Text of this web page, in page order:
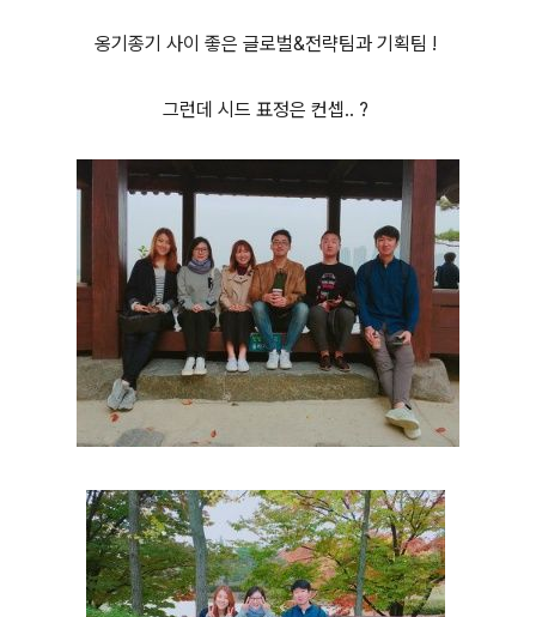
옹기종기 사이 좋은 글로벌&전략팀과 기획팀 !
그런데 시드 표정은 컨셉.. ?